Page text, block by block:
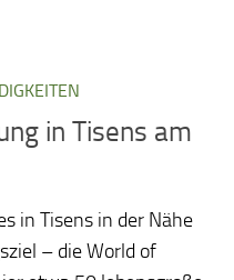
in Tisens am
in Tisens in der Nähe
– die World of